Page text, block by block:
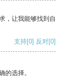
，让我能够找到自
支持[0] 反对[0]
的选择。